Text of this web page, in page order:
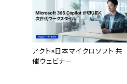
アクト×日本マイクロソフト 共
催ウェビナー